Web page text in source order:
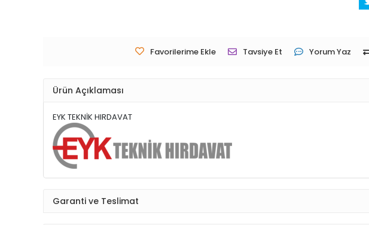
Favorilerime Ekle Tavsiye Et Yorum Yaz
Ürün Açıklaması
EYK TEKNİK HIRDAVAT
Garanti ve Teslimat